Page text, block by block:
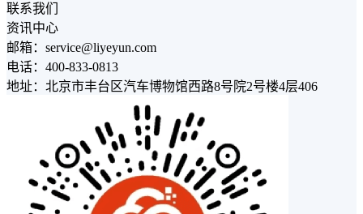
联系我们
资讯中心
邮箱：service@liyeyun.com
电话：400-833-0813
地址：北京市丰台区汽车博物馆西路8号院2号楼4层406